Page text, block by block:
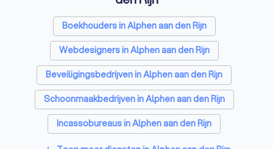
Boekhouders in Alphen aan den Rijn
Webdesigners in Alphen aan den Rijn
Beveiligingsbedrijven in Alphen aan den Rijn
Schoonmaakbedrijven in Alphen aan den Rijn
Incassobureaus in Alphen aan den Rijn